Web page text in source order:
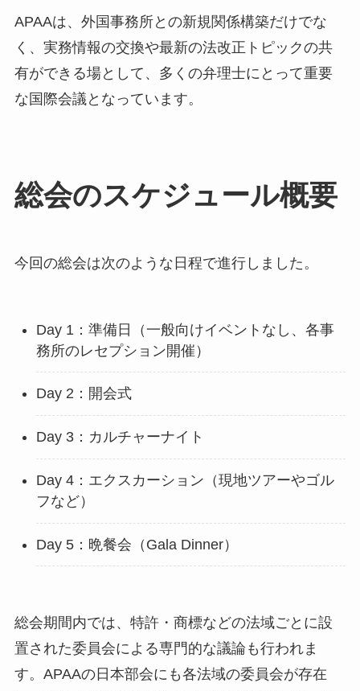
APAAは、外国事務所との新規関係構築だけでな
く、実務情報の交換や最新の法改正トピックの共
有ができる場として、多くの弁理士にとって重要
な国際会議となっています。
総会のスケジュール概要
今回の総会は次のような日程で進行しました。
Day 1：準備日（一般向けイベントなし、各事
務所のレセプション開催）
Day 2：開会式
Day 3：カルチャーナイト
Day 4：エクスカーション（現地ツアーやゴル
フなど）
Day 5：晩餐会（Gala Dinner）
総会期間内では、特許・商標などの法域ごとに設
置された委員会による専門的な議論も行われま
す。APAAの日本部会にも各法域の委員会が存在